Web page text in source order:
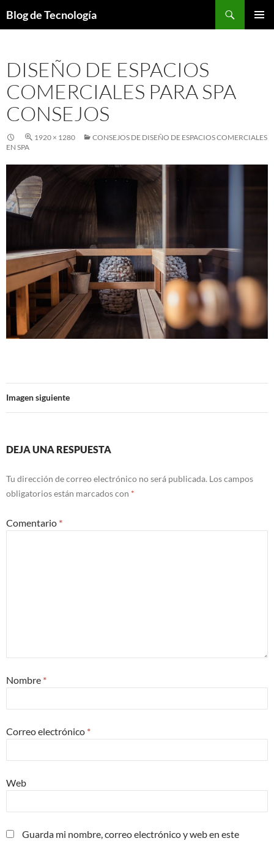
Blog de Tecnología
DISEÑO DE ESPACIOS
COMERCIALES PARA SPA
CONSEJOS
1920 × 1280
CONSEJOS DE DISEÑO DE ESPACIOS COMERCIALES
EN SPA
Imagen siguiente
DEJA UNA RESPUESTA
Tu dirección de correo electrónico no será publicada. Los campos
obligatorios están marcados con *
Comentario *
Nombre *
Correo electrónico *
Web
Guarda mi nombre, correo electrónico y web en este